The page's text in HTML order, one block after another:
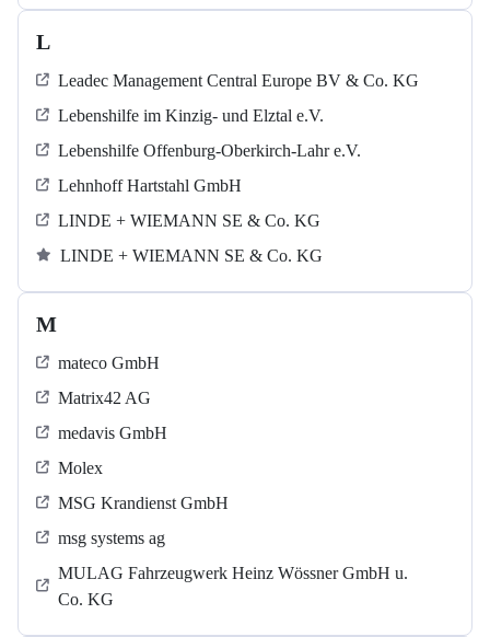
L
Leadec Management Central Europe BV & Co. KG
Lebenshilfe im Kinzig-​​​ und Elztal e.V.
Lebenshilfe Offenburg-Oberkirch-Lahr e.V.
Lehnhoff Hartstahl GmbH
LINDE + WIEMANN SE & Co. KG
LINDE + WIEMANN SE & Co. KG
M
mateco GmbH
Matrix42 AG
medavis GmbH
Molex
MSG Krandienst GmbH
msg systems ag
MULAG Fahrzeugwerk Heinz Wössner GmbH u.
Co. KG